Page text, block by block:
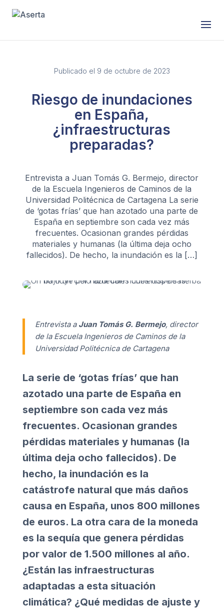
Publicado el 9 de octubre de 2023
Riesgo de inundaciones
en España,
¿infraestructuras
preparadas?
Entrevista a Juan Tomás G. Bermejo, director
de la Escuela Ingenieros de Caminos de la
Universidad Politécnica de Cartagena La serie
de ‘gotas frías’ que han azotado una parte de
España en septiembre son cada vez más
frecuentes. Ocasionan grandes pérdidas
materiales y humanas (la última deja ocho
fallecidos). De hecho, la inundación es la […]
Entrevista a Juan Tomás G. Bermejo, director
de la Escuela Ingenieros de Caminos de la
Universidad Politécnica de Cartagena
La serie de ‘gotas frías’ que han
azotado una parte de España en
septiembre son cada vez más
frecuentes. Ocasionan grandes
pérdidas materiales y humanas (la
última deja ocho fallecidos). De
hecho, la inundación es la
catástrofe natural que más daños
causa en España, unos 800 millones
de euros. La otra cara de la moneda
es la sequía que genera pérdidas
por valor de 1.500 millones al año.
¿Están las infraestructuras
adaptadas a esta situación
climática? ¿Qué medidas de ajuste y